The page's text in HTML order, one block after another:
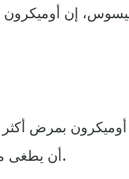
بمرض أكثر
أن يطغى مرة أخرى على الأنظمة الصحية غير الجاهزة.